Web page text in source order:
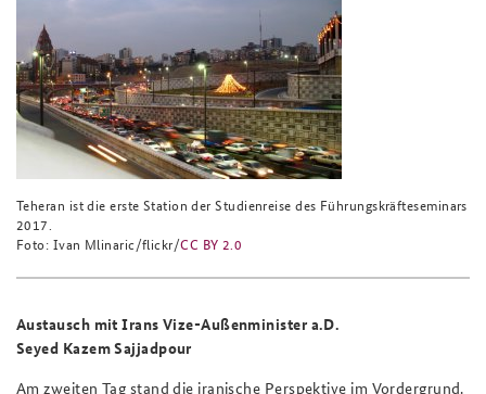
Teheran ist die erste Station der Studienreise des Führungskräfteseminars
2017.
Foto: Ivan Mlinaric/flickr/CC BY 2.0
Austausch mit Irans Vize-Außenminister a.D.
Seyed Kazem Sajjadpour
Am zweiten Tag stand die iranische Perspektive im Vordergrund.